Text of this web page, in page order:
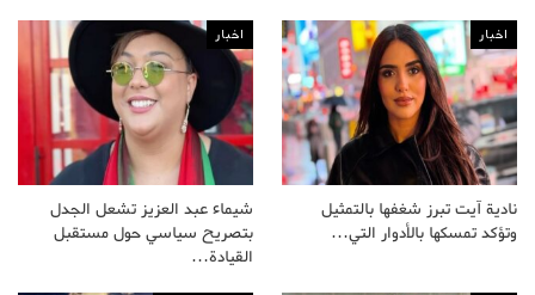
اخبار
نادية آيت تبرز شغفها بالتمثيل
وتؤكد تمسكها بالأدوار التي…
اخبار
شيماء عبد العزيز تشعل الجدل
بتصريح سياسي حول مستقبل
القيادة…